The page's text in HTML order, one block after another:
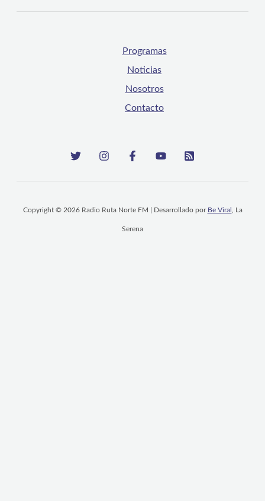
Programas
Noticias
Nosotros
Contacto
Copyright © 2026 Radio Ruta Norte FM | Desarrollado por Be Viral , La
Serena